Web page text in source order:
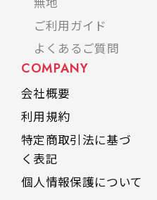
ご利用ガイド
よくあるご質問
COMPANY
会社概要
利用規約
特定商取引法に基づ
く表記
個人情報保護について